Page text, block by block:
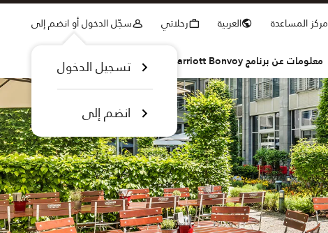
مركز المساعدة العربية رحلاتي سجّل الدخول أو انضم إلى
تسجيل الدخول
انضم إلى
معلومات عن برنامج Marriott Bonvoy